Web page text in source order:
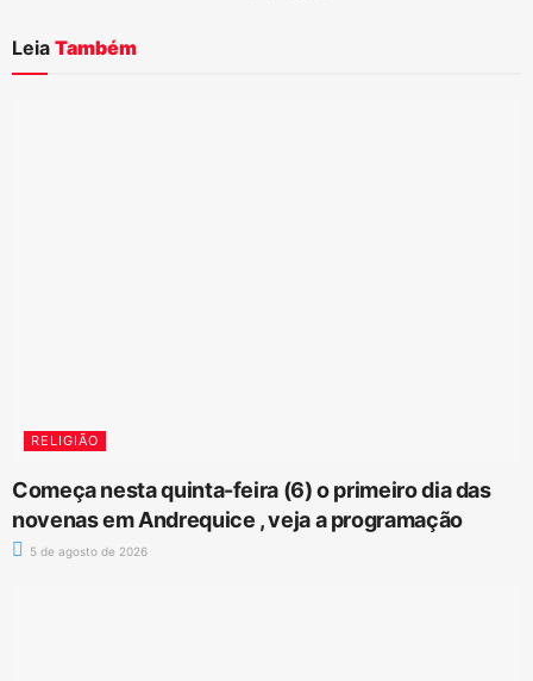
Leia Também
RELIGIÃO
Começa nesta quinta-feira (6) o primeiro dia das
novenas em Andrequice , veja a programação
5 de agosto de 2026